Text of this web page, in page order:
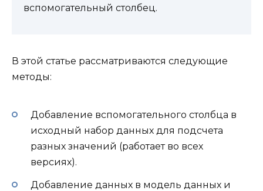
вспомогательный столбец.
В этой статье рассматриваются следующие
методы:
Добавление вспомогательного столбца в
исходный набор данных для подсчета
разных значений (работает во всех
версиях).
Добавление данных в модель данных и